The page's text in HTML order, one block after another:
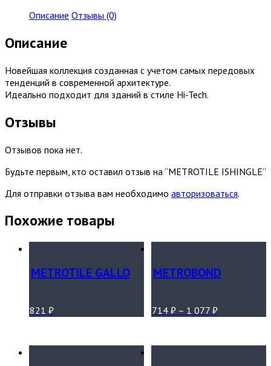
Описание Отзывы (0)
Описание
Новейшая коллекция созданная с учетом самых передовых
тенденций в современной архитектуре.
Идеально подходит для зданий в стиле Hi-Tech.
Отзывы
Отзывов пока нет.
Будьте первым, кто оставил отзыв на “METROTILE ISHINGLE”
Для отправки отзыва вам необходимо авторизоваться.
Похожие товары
METROTILE GALLO
821 ₽
METROBOND
714 ₽– 1 077 ₽